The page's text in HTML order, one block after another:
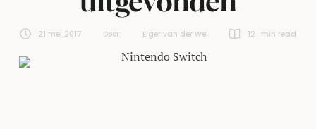
21 mei 2017 Door: Elger van der Wel 12 min read